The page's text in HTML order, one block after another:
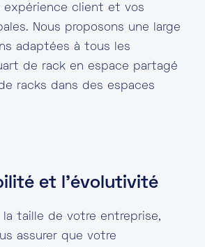
expérience client et vos
Nous proposons une large
adaptées à tous les
de rack en espace partagé
racks dans des espaces
et l’évolutivité
la taille de votre entreprise,
assurer que votre